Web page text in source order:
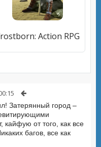
Action RPG
Затерянный город –
кайфую от того, как все
багов, все как